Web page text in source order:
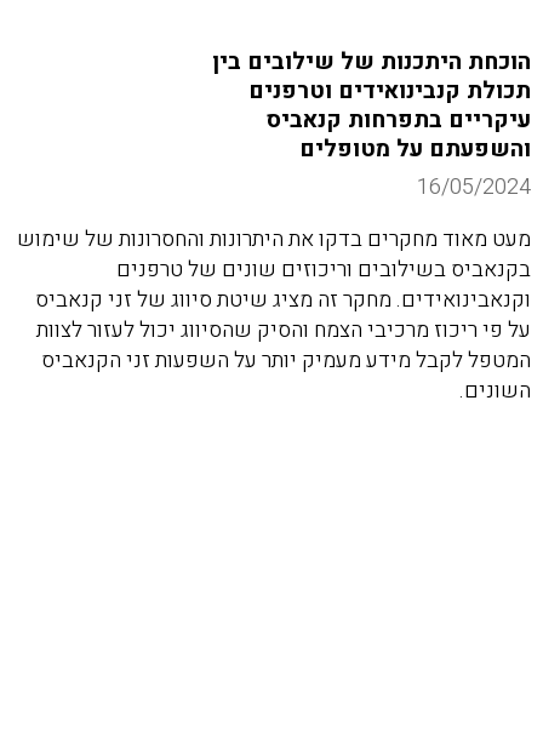
הוכחת היתכנות של שילובים בין
תכולת קנבינואידים וטרפנים
עיקריים בתפרחות קנאביס
והשפעתם על מטופלים
16/05/2024
מעט מאוד מחקרים בדקו את היתרונות והחסרונות של שימוש
בקנאביס בשילובים וריכוזים שונים של טרפנים
וקנאבינואידים. מחקר זה מציג שיטת סיווג של זני קנאביס
על פי ריכוז מרכיבי הצמח והסיק שהסיווג יכול לעזור לצוות
המטפל לקבל מידע מעמיק יותר על השפעות זני הקנאביס
השונים.